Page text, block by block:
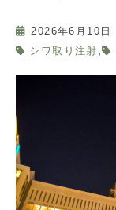
2026年6月10日
シワ取り注射 ,